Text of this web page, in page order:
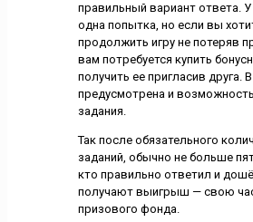
правильный вариант ответа. У
одна попытка, но если вы
продолжить игру не потеряв
вам потребуется купить
получить ее пригласив друга.
предусмотрена и
задания.
Так после обязательного
заданий, обычно не больше
кто правильно ответил и
получают выигрыш — свою
призового фонда.